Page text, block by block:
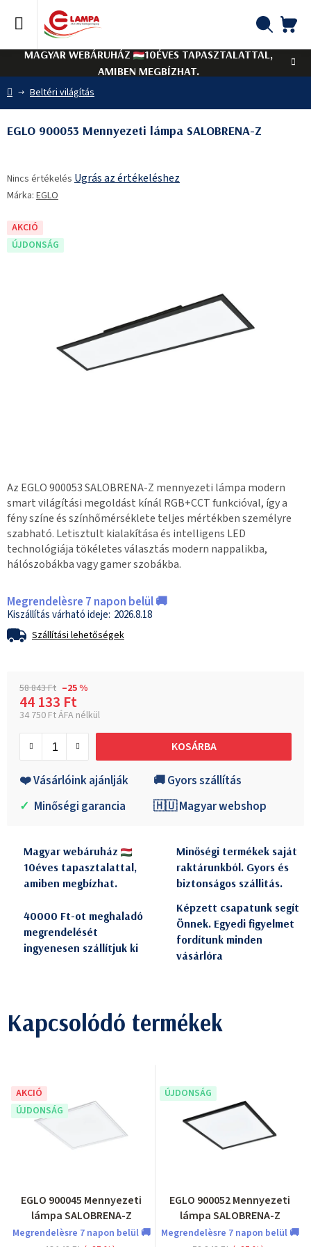
tartalomhoz
MAGYAR WEBÁRUHÁZ
10ÉVES TAPASZTALATTAL,
AMIBEN MEGBÍZHAT.
Kezdőlap
Beltéri világítás
Az EGLO 900053 SALOBRENA-Z mennyezeti lámpa modern
smart világítási megoldást kínál RGB+CCT funkcióval, így a
fény színe és színhőmérséklete teljes mértékben személyre
szabható. Letisztult kialakítása és intelligens LED
technológiája tökéletes választás modern nappalikba,
hálószobákba vagy gamer szobákba.
Megrendelèsre 7 napon belül 🚚
2026.8.18
Szállítási lehetőségek
58 843 Ft –25 %
44 133 Ft
34 750 Ft ÁFA nélkül
KOSÁRBA
❤️ Vásárlóink ajánlják
🚚 Gyors szállítás
✓ Minőségi garancia 🇭🇺 Magyar webshop
EGLO 900053 Mennyezeti lámpa SALOBRENA-Z
termék
átlagos
5-
ből
Nincs értékelés Ugrás az értékeléshez
Márka: EGLO
AKCIÓ
ÚJDONSÁG
Magyar webáruház
10éves tapasztalattal,
amiben megbízhat.
Minőségi termékek saját
raktárunkból. Gyors és
biztonságos szállitás.
40000 Ft-ot meghaladó
megrendelését
ingyenesen szállítjuk ki
Képzett csapatunk segít
Önnek. Egyedi figyelmet
fordítunk minden
vásárlóra
Kapcsolódó termékek
AKCIÓ
ÚJDONSÁG
EGLO 900045 Mennyezeti
lámpa SALOBRENA-Z
Megrendelèsre 7 napon belül 🚚
ÚJDONSÁG
EGLO 900052 Mennyezeti
lámpa SALOBRENA-Z
Megrendelèsre 7 napon belül 🚚